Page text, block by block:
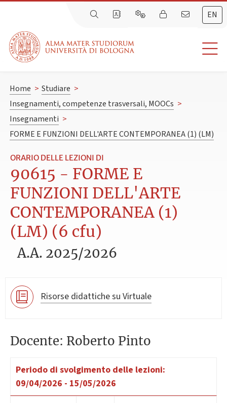
EN
Home > Studiare >
Insegnamenti, competenze trasversali, MOOCs >
Insegnamenti >
FORME E FUNZIONI DELL'ARTE CONTEMPORANEA (1) (LM)
ORARIO DELLE LEZIONI DI
90615 - FORME E
FUNZIONI DELL'ARTE
CONTEMPORANEA (1)
(LM) (6 cfu)
A.A. 2025/2026
Risorse didattiche su Virtuale
Docente: Roberto Pinto
Periodo di svolgimento delle lezioni:
09/04/2026 - 15/05/2026